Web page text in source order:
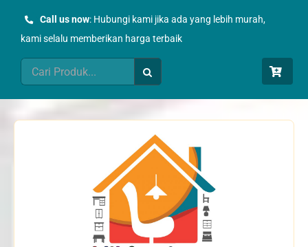
Call us now: Hubungi kami jika ada yang lebih murah,
kami selalu memberikan harga terbaik
Search
for: